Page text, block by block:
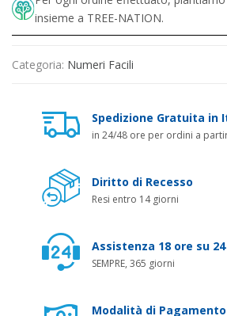
insieme a TREE-NATION.
Categoria: Numeri Facili
Spedizione Gratuita in
in 24/48 ore per ordini a
Diritto di Recesso
Resi entro 14 giorni
Assistenza 18 ore su 24
SEMPRE, 365 giorni
Modalità di Pagamento